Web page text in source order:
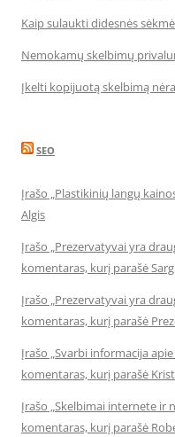
Kaip sulaukti didesnės
Nemokamų skelbimų
Įkelti kopijuotą skelbimą
SEO
Įrašo „Plastikinių langų
Algis
Įrašo „Prezervatyvai yra
komentaras, kurį parašė
Įrašo „Prezervatyvai yra
komentaras, kurį parašė
Įrašo „Svarbi informacija
komentaras, kurį parašė
Įrašo „Skelbimai internete ir
komentaras, kurį parašė